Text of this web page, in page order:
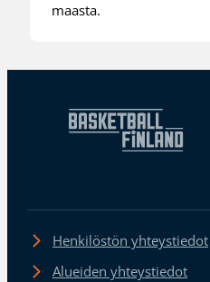
maasta.
Henkilöstön yhteystiedot
Alueiden yhteystiedot